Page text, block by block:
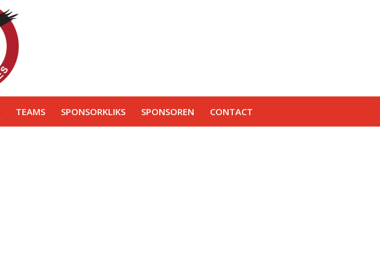
TEAMS SPONSORKLIKS SPONSOREN CONTACT